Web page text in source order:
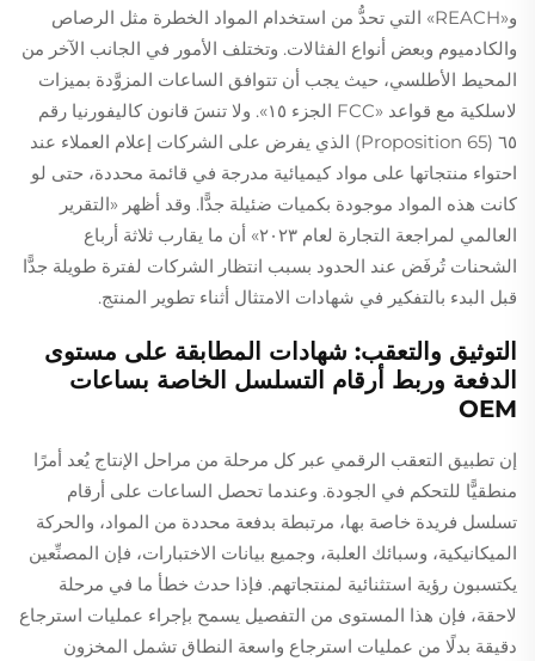
و«REACH» التي تحدُّ من استخدام المواد الخطرة مثل الرصاص
والكادميوم وبعض أنواع الفثالات. وتختلف الأمور في الجانب الآخر من
المحيط الأطلسي، حيث يجب أن تتوافق الساعات المزوَّدة بميزات
لاسلكية مع قواعد «FCC الجزء ١٥». ولا تنسَ قانون كاليفورنيا رقم
٦٥ (Proposition 65) الذي يفرض على الشركات إعلام العملاء عند
احتواء منتجاتها على مواد كيميائية مدرجة في قائمة محددة، حتى لو
كانت هذه المواد موجودة بكميات ضئيلة جدًّا. وقد أظهر «التقرير
العالمي لمراجعة التجارة لعام ٢٠٢٣» أن ما يقارب ثلاثة أرباع
الشحنات تُرفَض عند الحدود بسبب انتظار الشركات لفترة طويلة جدًّا
قبل البدء بالتفكير في شهادات الامتثال أثناء تطوير المنتج.
التوثيق والتعقب: شهادات المطابقة على مستوى
الدفعة وربط أرقام التسلسل الخاصة بساعات
OEM
إن تطبيق التعقب الرقمي عبر كل مرحلة من مراحل الإنتاج يُعد أمرًا
منطقيًّا للتحكم في الجودة. وعندما تحصل الساعات على أرقام
تسلسل فريدة خاصة بها، مرتبطة بدفعة محددة من المواد، والحركة
الميكانيكية، وسبائك العلبة، وجميع بيانات الاختبارات، فإن المصنِّعين
يكتسبون رؤية استثنائية لمنتجاتهم. فإذا حدث خطأ ما في مرحلة
لاحقة، فإن هذا المستوى من التفصيل يسمح بإجراء عمليات استرجاع
دقيقة بدلًا من عمليات استرجاع واسعة النطاق تشمل المخزون